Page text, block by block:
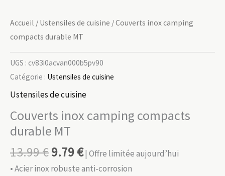
Accueil / Ustensiles de cuisine / Couverts inox camping
compacts durable MT
UGS : cv83i0acvan000b5pv90
Catégorie : Ustensiles de cuisine
Ustensiles de cuisine
Couverts inox camping compacts
durable MT
13.99€9.79€| Offre limitée aujourd’hui
• Acier inox robuste anti-corrosion